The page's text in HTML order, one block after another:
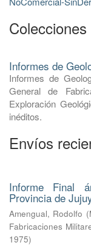
Colecciones
Informes de
Informes de
General de
Exploración
inéditos.
Envíos
Informe Final
Provincia de
Amengual, Rodolfo (
Fabricaciones
1975)